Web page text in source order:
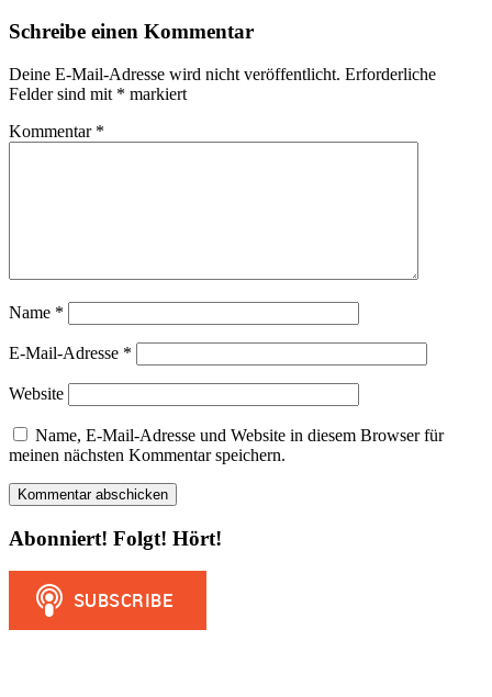
Schreibe einen Kommentar
Deine E-Mail-Adresse wird nicht veröffentlicht. Erforderliche
Felder sind mit * markiert
Kommentar *
Name *
E-Mail-Adresse *
Website
Name, E-Mail-Adresse und Website in diesem Browser für
meinen nächsten Kommentar speichern.
Abonniert! Folgt! Hört!